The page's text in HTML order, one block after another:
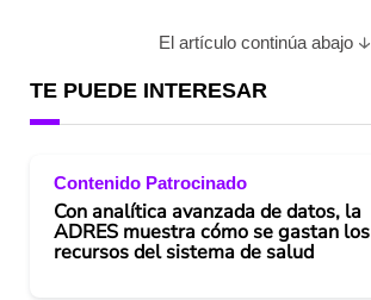
El artículo continúa abajo
TE PUEDE INTERESAR
Contenido Patrocinado
Con analítica avanzada de datos, la
ADRES muestra cómo se gastan los
recursos del sistema de salud